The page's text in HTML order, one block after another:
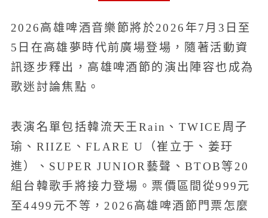
2026高雄啤酒音樂節將於2026年7月3日至
5日在高雄夢時代前廣場登場，隨著活動資
訊逐步釋出，高雄啤酒節的演出陣容也成為
歌迷討論焦點。
表演名單包括韓流天王Rain、TWICE周子
瑜、RIIZE、FLARE U（崔立于、姜玗
進）、SUPER JUNIOR藝聲、BTOB等20
組台韓歌手將接力登場。票價區間從999元
至4499元不等，2026高雄啤酒節門票怎麼